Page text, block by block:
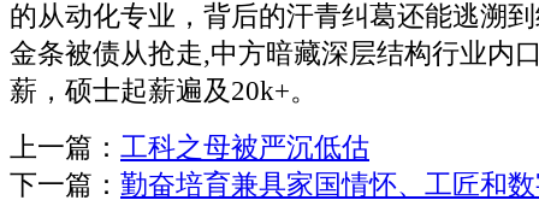
的从动化专业，背后的汗青纠葛还能逃溯
金条被债从抢走,中方暗藏深层结构行业内
薪，硕士起薪遍及20k+。
上一篇： 工科之母被严沉低估
下一篇： 勤奋培育兼具家国情怀、工匠和